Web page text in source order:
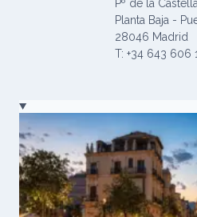
Pº de la
Planta Baja -
28046 Madrid
T: +34 643 606